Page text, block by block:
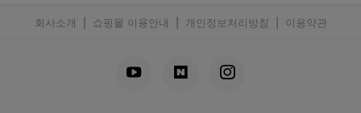
회사소개 쇼핑몰 이용안내 개인정보처리방침 이용약관